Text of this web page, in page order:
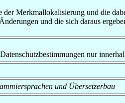
Merkmallokalisierung und die
und die sich daraus
nur
und Übersetzerbau